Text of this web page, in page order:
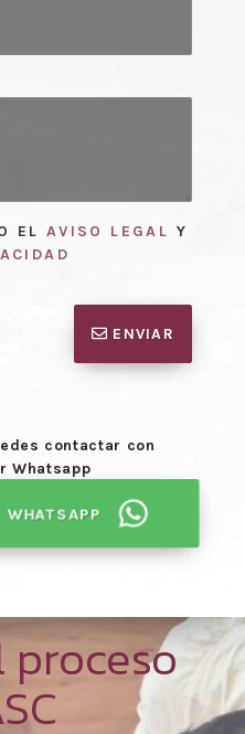
EL AVISO LEGAL Y
ENVIAR
contactar con
Whatsapp
WHATSAPP
proceso